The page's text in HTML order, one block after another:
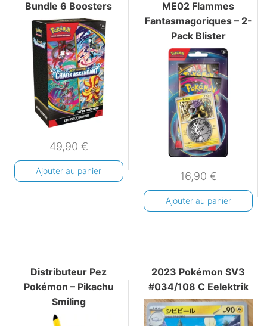
Bundle 6 Boosters
49,90 €
Ajouter au panier
ME02 Flammes
Fantasmagoriques – 2-
Pack Blister
16,90 €
Ajouter au panier
Distributeur Pez
Pokémon – Pikachu
Smiling
2023 Pokémon SV3
#034/108 C Eelektrik